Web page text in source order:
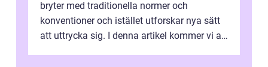
bryter med traditionella normer och
konventioner och istället utforskar nya sätt
att uttrycka sig. I denna artikel kommer vi att